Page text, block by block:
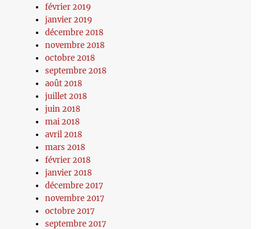
février 2019
janvier 2019
décembre 2018
novembre 2018
octobre 2018
septembre 2018
août 2018
juillet 2018
juin 2018
mai 2018
avril 2018
mars 2018
février 2018
janvier 2018
décembre 2017
novembre 2017
octobre 2017
septembre 2017